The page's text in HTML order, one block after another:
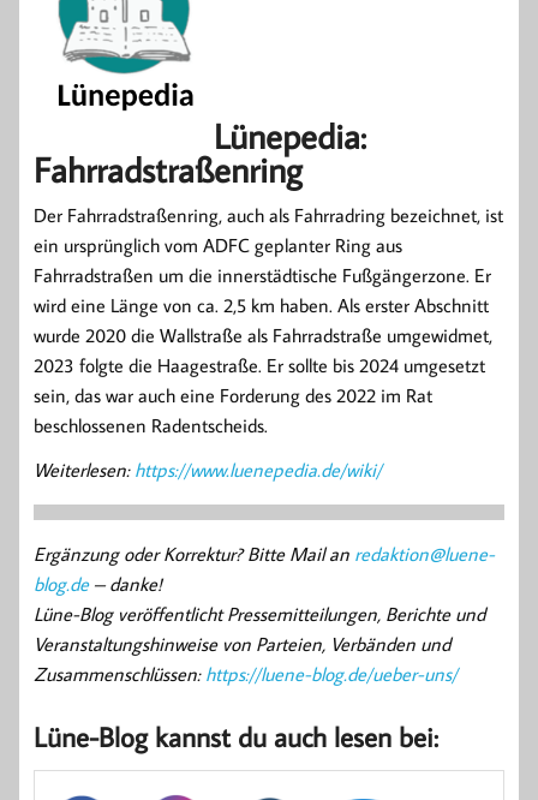
Lünepedia:
Fahrradstraßenring
Der Fahrradstraßenring, auch als Fahrradring bezeichnet, ist
ein ursprünglich vom ADFC geplanter Ring aus
Fahrradstraßen um die innerstädtische Fußgängerzone. Er
wird eine Länge von ca. 2,5 km haben. Als erster Abschnitt
wurde 2020 die Wallstraße als Fahrradstraße umgewidmet,
2023 folgte die Haagestraße. Er sollte bis 2024 umgesetzt
sein, das war auch eine Forderung des 2022 im Rat
beschlossenen Radentscheids.
Weiterlesen: https://www.luenepedia.de/wiki/
Ergänzung oder Korrektur? Bitte Mail an redaktion@luene-
blog.de– danke!
Lüne-Blog veröffentlicht Pressemitteilungen, Berichte und
Veranstaltungshinweise von Parteien, Verbänden und
Zusammenschlüssen: https://luene-blog.de/ueber-uns/
Lüne-Blog kannst du auch lesen bei: